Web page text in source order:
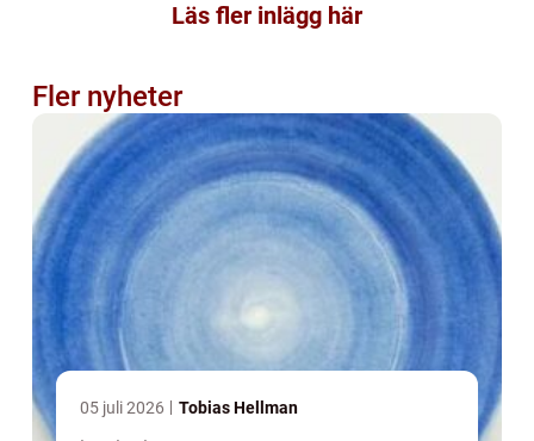
Läs fler inlägg här
Fler nyheter
05 juli 2026 Tobias Hellman